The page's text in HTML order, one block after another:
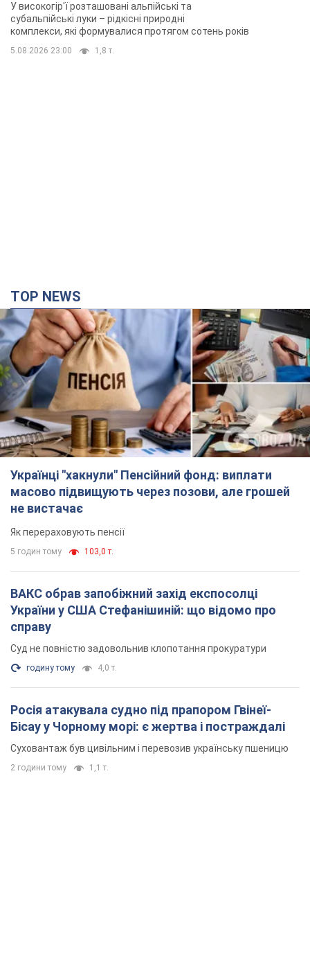
У високогір'ї розташовані альпійські та
субальпійські луки – рідкісні природні
комплекси, які формувалися протягом сотень років
5.08.2026 23:00 1,8 т.
TOP NEWS
Українці "хакнули" Пенсійний фонд: виплати
масово підвищують через позови, але грошей
не вистачає
Як перераховують пенсії
5 годин тому 103,0 т.
ВАКС обрав запобіжний захід експосолці
України у США Стефанішиній: що відомо про
справу
Суд не повністю задовольнив клопотання прокуратури
годину тому 4,0 т.
Росія атакувала судно під прапором Гвінеї-
Бісау у Чорному морі: є жертва і постраждалі
Суховантаж був цивільним і перевозив українську пшеницю
2 години тому 1,1 т.